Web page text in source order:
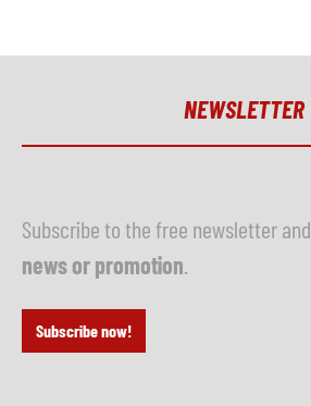
NEWSLETTER
Subscribe to the free newsletter and
news or promotion
Subscribe now!